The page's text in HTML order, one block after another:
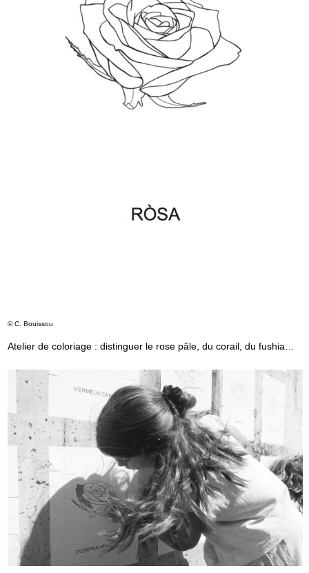
© C. Bouissou
Atelier de coloriage : distinguer le rose pâle, du corail, du fushia…